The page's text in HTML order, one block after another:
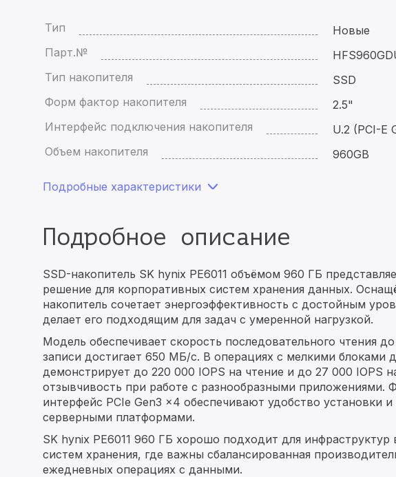
Тип
Новые
Парт.№
Тип накопителя
SSD
Форм фактор накопителя
2.5"
Интерфейс подключения накопителя
U.2 (PCI-E
Объем накопителя
960GB
Подробные характеристики
Подробное описание
SSD-накопитель SK hynix PE6011 объёмом 960 ГБ
решение для корпоративных систем хранения данных.
накопитель сочетает энергоэффективность с достойным
делает его подходящим для задач с умеренной нагрузкой.
Модель обеспечивает скорость последовательного чтения
записи достигает 650 МБ/с. В операциях с мелкими блоками
демонстрирует до 220 000 IOPS на чтение и до 27 000 IOPS
отзывчивость при работе с разнообразными приложениями.
интерфейс PCIe Gen3 x4 обеспечивают удобство установки
серверными платформами.
SK hynix PE6011 960 ГБ хорошо подходит для
систем хранения, где важны сбалансированная
ежедневных операциях с данными.